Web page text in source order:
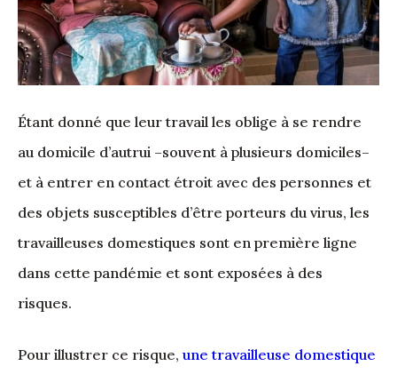
Étant donné que leur travail les oblige à se rendre
au domicile d’autrui –souvent à plusieurs domiciles–
et à entrer en contact étroit avec des personnes et
des objets susceptibles d’être porteurs du virus, les
travailleuses domestiques sont en première ligne
dans cette pandémie et sont exposées à des
risques.
Pour illustrer ce risque, une travailleuse domestique